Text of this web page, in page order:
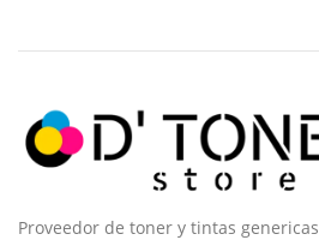
Proveedor de toner y tintas genericas